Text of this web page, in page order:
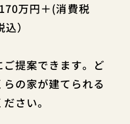
万円＋(消費税
）
提案できます。ど
の家が建てられる
さい。